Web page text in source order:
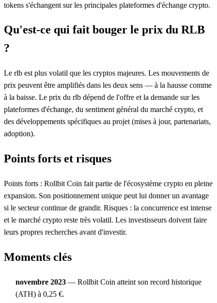
tokens s'échangent sur les principales plateformes d'échange crypto.
Qu'est-ce qui fait bouger le prix du RLB
?
Le rlb est plus volatil que les cryptos majeures. Les mouvements de
prix peuvent être amplifiés dans les deux sens — à la hausse comme
à la baisse. Le prix du rlb dépend de l'offre et la demande sur les
plateformes d'échange, du sentiment général du marché crypto, et
des développements spécifiques au projet (mises à jour, partenariats,
adoption).
Points forts et risques
Points forts : Rollbit Coin fait partie de l'écosystème crypto en pleine
expansion. Son positionnement unique peut lui donner un avantage
si le secteur continue de grandir. Risques : la concurrence est intense
et le marché crypto reste très volatil. Les investisseurs doivent faire
leurs propres recherches avant d'investir.
Moments clés
novembre 2023 — Rollbit Coin atteint son record historique
(ATH) à 0,25 €.